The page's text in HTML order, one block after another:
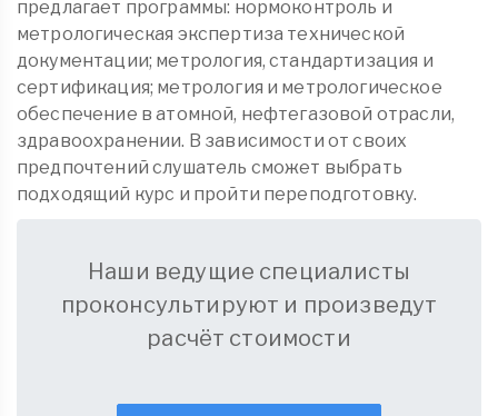
предлагает программы: нормоконтроль и
метрологическая экспертиза технической
документации; метрология, стандартизация и
сертификация; метрология и метрологическое
обеспечение в атомной, нефтегазовой отрасли,
здравоохранении. В зависимости от своих
предпочтений слушатель сможет выбрать
подходящий курс и пройти переподготовку.
Наши ведущие специалисты
проконсультируют и произведут
расчёт стоимости